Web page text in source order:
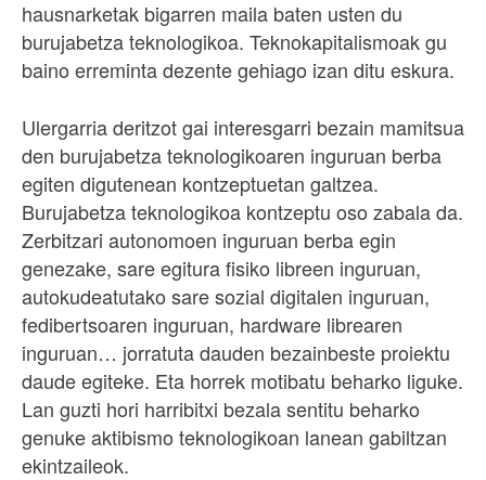
hausnarketak bigarren maila baten usten du
burujabetza teknologikoa. Teknokapitalismoak gu
baino erreminta dezente gehiago izan ditu eskura.
Ulergarria deritzot gai interesgarri bezain mamitsua
den burujabetza teknologikoaren inguruan berba
egiten digutenean kontzeptuetan galtzea.
Burujabetza teknologikoa kontzeptu oso zabala da.
Zerbitzari autonomoen inguruan berba egin
genezake, sare egitura fisiko libreen inguruan,
autokudeatutako sare sozial digitalen inguruan,
fedibertsoaren inguruan, hardware librearen
inguruan… jorratuta dauden bezainbeste proiektu
daude egiteke. Eta horrek motibatu beharko liguke.
Lan guzti hori harribitxi bezala sentitu beharko
genuke aktibismo teknologikoan lanean gabiltzan
ekintzaileok.